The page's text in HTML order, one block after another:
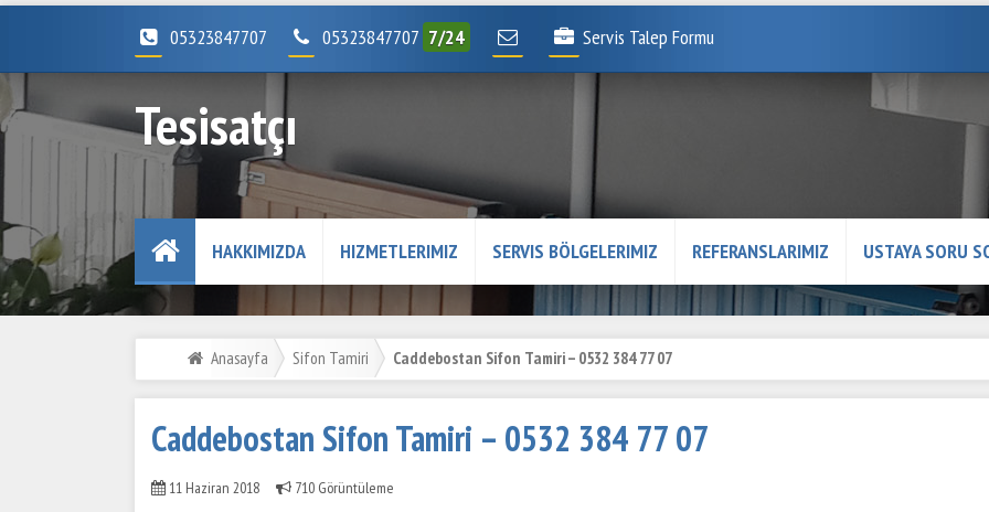
05323847707 05323847707 7/24 Servis Talep Formu
Tesisatçı
HAKKIMIZDA HIZMETLERIMIZ SERVIS BÖLGELERIMIZ REFERANSLARIMIZ USTAYA SORU
Anasayfa Sifon Tamiri Caddebostan Sifon Tamiri – 0532 384 77 07
Caddebostan Sifon Tamiri – 0532 384 77 07
11 Haziran 2018 710 Görüntüleme